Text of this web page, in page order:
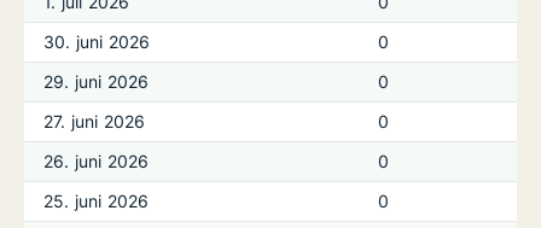
30. juni 2026
0
29. juni 2026
0
27. juni 2026
0
26. juni 2026
0
25. juni 2026
0